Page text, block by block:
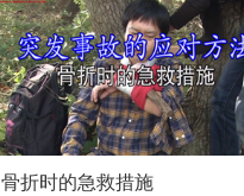
骨折时的急救措施